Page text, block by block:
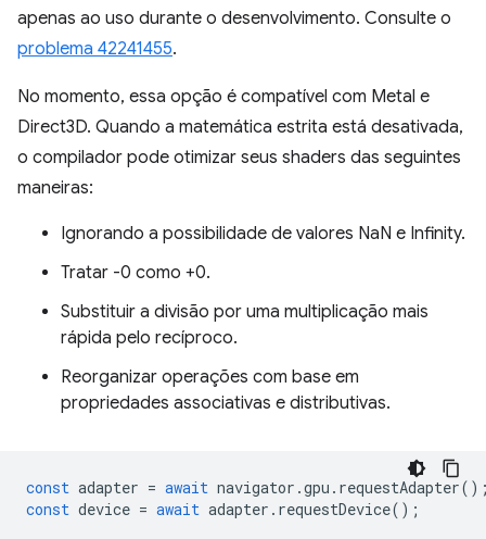
apenas ao uso durante o desenvolvimento. Consulte o
problema 42241455.
No momento, essa opção é compatível com Metal e
Direct3D. Quando a matemática estrita está desativada,
o compilador pode otimizar seus shaders das seguintes
maneiras:
Ignorando a possibilidade de valores NaN e Infinity.
Tratar -0 como +0.
Substituir a divisão por uma multiplicação mais
rápida pelo recíproco.
Reorganizar operações com base em
propriedades associativas e distributivas.
const adapter = await navigator .gpu . requestAdapter
const device = await adapter . requestDevice();